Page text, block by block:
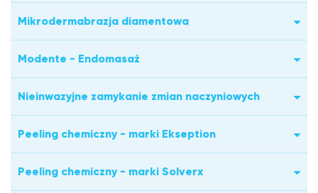
Mikrodermabrazja diamentowa
Modente - Endomasaż
Nieinwazyjne zamykanie zmian naczyniowych
Peeling chemiczny - marki Ekseption
Peeling chemiczny - marki Solverx